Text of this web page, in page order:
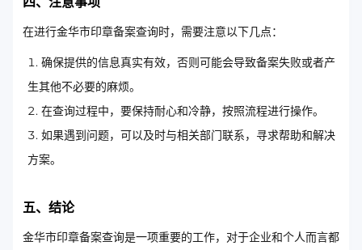
在进行金华市印章备案查询时，需要注意以下几点：
确保提供的信息真实有效，否则可能会导致备案失败或者产
生其他不必要的麻烦。
在查询过程中，要保持耐心和冷静，按照流程进行操作。
如果遇到问题，可以及时与相关部门联系，寻求帮助和解决
方案。
五、结论
金华市印章备案查询是一项重要的工作，对于企业和个人而言都